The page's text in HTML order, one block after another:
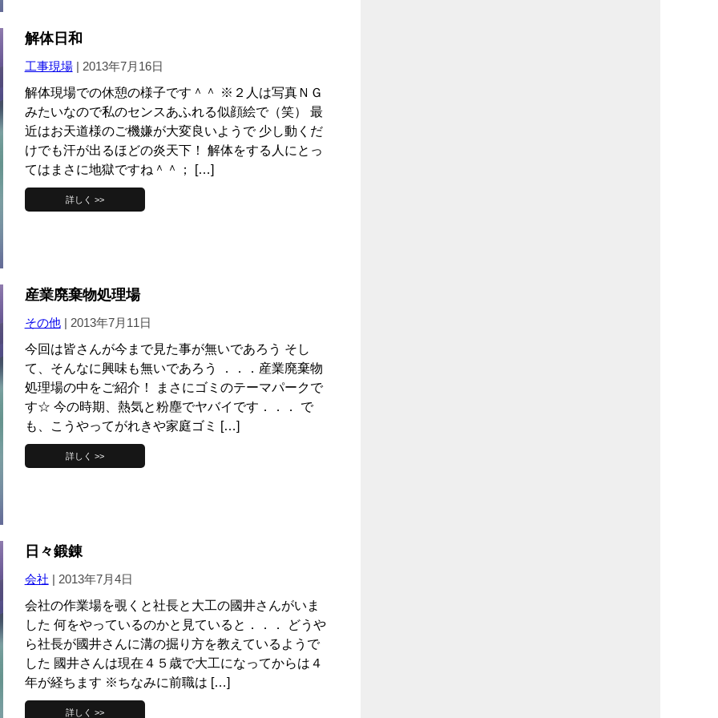
解体日和
工事現場| 2013年7月16日
解体現場での休憩の様子です＾＾ ※２人は写真ＮＧ
みたいなので私のセンスあふれる似顔絵で（笑） 最
近はお天道様のご機嫌が大変良いようで 少し動くだ
けでも汗が出るほどの炎天下！ 解体をする人にとっ
てはまさに地獄ですね＾＾； […]
詳しく >>
産業廃棄物処理場
その他| 2013年7月11日
今回は皆さんが今まで見た事が無いであろう そし
て、そんなに興味も無いであろう ．．．産業廃棄物
処理場の中をご紹介！ まさにゴミのテーマパークで
す☆ 今の時期、熱気と粉塵でヤバイです．．． で
も、こうやってがれきや家庭ゴミ […]
詳しく >>
日々鍛錬
会社 | 2013年7月4日
会社の作業場を覗くと社長と大工の國井さんがいま
した 何をやっているのかと見ていると．．． どうや
ら社長が國井さんに溝の掘り方を教えているようで
した 國井さんは現在４５歳で大工になってからは４
年が経ちます ※ちなみに前職は […]
詳しく >>